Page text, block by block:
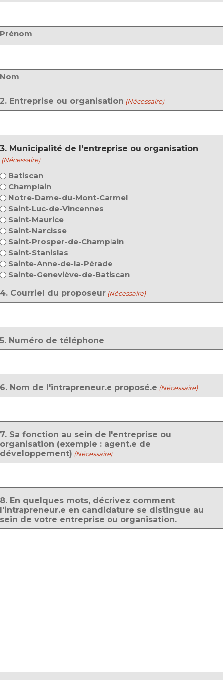
Prénom
Nom
2. Entreprise ou organisation (Nécessaire)
3. Municipalité de l'entreprise ou organisation
(Nécessaire)
Batiscan
Champlain
Notre-Dame-du-Mont-Carmel
Saint-Luc-de-Vincennes
Saint-Maurice
Saint-Narcisse
Saint-Prosper-de-Champlain
Saint-Stanislas
Sainte-Anne-de-la-Pérade
Sainte-Geneviève-de-Batiscan
4. Courriel du proposeur (Nécessaire)
5. Numéro de téléphone
6. Nom de l'intrapreneur.e proposé.e (Nécessaire)
7. Sa fonction au sein de l'entreprise ou
organisation (exemple : agent.e de
développement) (Nécessaire)
8. En quelques mots, décrivez comment
l'intrapreneur.e en candidature se distingue au
sein de votre entreprise ou organisation.